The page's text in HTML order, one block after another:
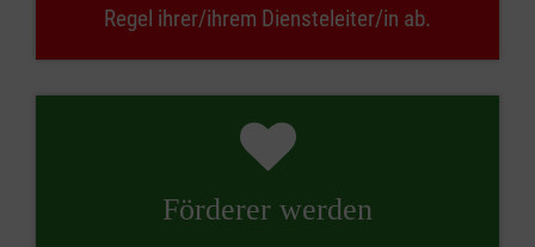
Regel ihrer/ihrem Diensteleiter/in ab.
Förderer werden